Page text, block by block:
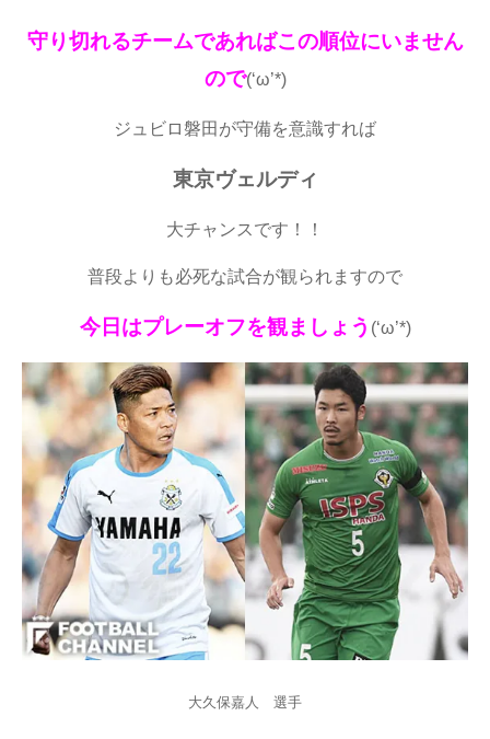
守り切れるチームであればこの順位にいません
ので(‘ω’*)
ジュビロ磐田が守備を意識すれば
東京ヴェルディ
大チャンスです！！
普段よりも必死な試合が観られますので
今日はプレーオフを観ましょう (‘ω’*)
大久保嘉人 選手